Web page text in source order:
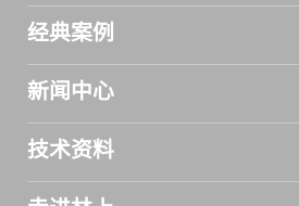
经典案例
新闻中心
技术资料